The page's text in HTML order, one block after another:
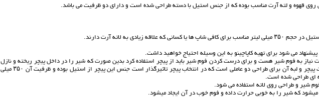
قهوه و لته آرت مناسب بوده که از جنس استیل با دسته طراحی شده است و دارای دو ظرفیت می باشد.
زیادی به لاته آرت دارند.
می شود برای تهیه کاپاچینو به این وسیله احتیاج خواهید داشت.
نیاز به فوم شیر هست و برای درست کردن فوم شیر باید از پیچر استفاده کرد بدین صورت که شیر را در داخل پیچر ریخته و نازل
بخار دستگاه قهوه را درون آن قرار می دهیم ظرفیت پیچر و لبه آن برای طراحی دو عاملی است که در انتخاب پیچر تاثیرگذار است جنس این پیچر از استیل بوده و ظرفیت آن ۳۵۰ میلی
ای طراحی شده است.
که شیر را به خوبی حرارت داده و فوم خوب در آن ایجاد میشود.